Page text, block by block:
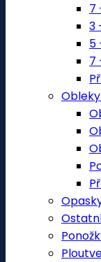
7
3
5
7